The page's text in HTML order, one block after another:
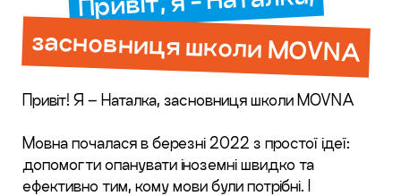
засновниця школи MOVNA
Привіт! Я – Наталка, засновниця школи MOVNA
Мовна почалася в березні 2022 з простої ідеї:
допомогти опанувати іноземні швидко та
ефективно тим, кому мови були потрібні. І